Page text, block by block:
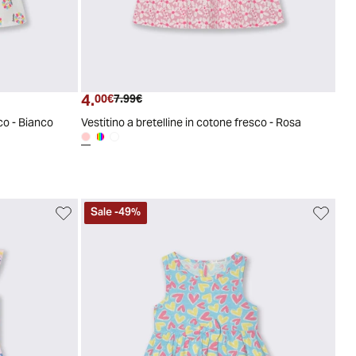
- Bianco
Prezzo attuale
4.00€ Prezzo originale
7.99€
Vestitino a bretelline in cotone fresco - Rosa
Sale-49%